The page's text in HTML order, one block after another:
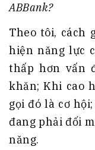
ABBank?
Theo tôi, cách
hiện năng lực
thấp hơn vấn
khăn; Khi cao
gọi đó là cơ
đang phải đối
năng.